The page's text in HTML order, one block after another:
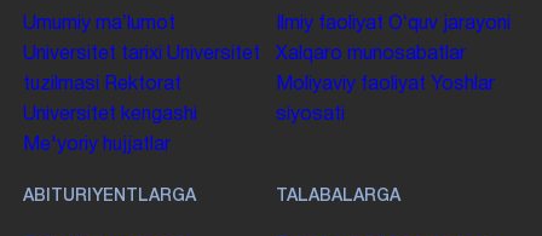
Umumiy maʼlumot
Universitet tarixi Universitet
tuzilmasi Rektorat
Universitet kengashi
Me'yoriy hujjatlar
Ilmiy faoliyat Oʻquv jarayoni
Xalqaro munosabatlar
Moliyaviy faoliyat Yoshlar
siyosati
ABITURIYENTLARGA TALABALARGA